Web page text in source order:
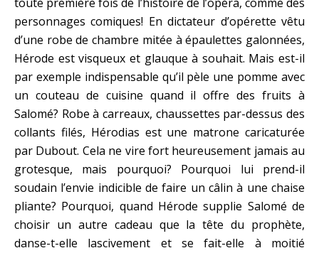
personnages comiques! En dictateur d’opérette vêtu
d’une robe de chambre mitée à épaulettes galonnées,
Hérode est visqueux et glauque à souhait. Mais est-il
par exemple indispensable qu’il pèle une pomme avec
un couteau de cuisine quand il offre des fruits à
Salomé? Robe à carreaux, chaussettes par-dessus des
collants filés, Hérodias est une matrone caricaturée
par Dubout. Cela ne vire fort heureusement jamais au
grotesque, mais pourquoi? Pourquoi lui prend-il
soudain l’envie indicible de faire un câlin à une chaise
pliante? Pourquoi, quand Hérode supplie Salomé de
choisir un autre cadeau que la tête du prophète,
danse-t-elle lascivement et se fait-elle à moitié